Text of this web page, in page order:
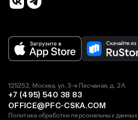
125252, Москва, ул. 3-я Песчаная, д. 2А
+7 (495) 540 38 83
OFFICE@PFC-CSKA.COM
Политика обработки персональных данных